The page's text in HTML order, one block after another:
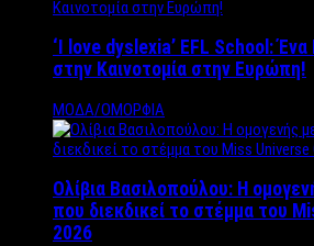
‘Ι love dyslexia’ EFL School:
στην Καινοτομία στην Ευρώπη!
ΜΟΔΑ/ΟΜΟΡΦΙΑ
Ολίβια Βασιλοπούλου: Η
που διεκδικεί το στέμμα του
2026